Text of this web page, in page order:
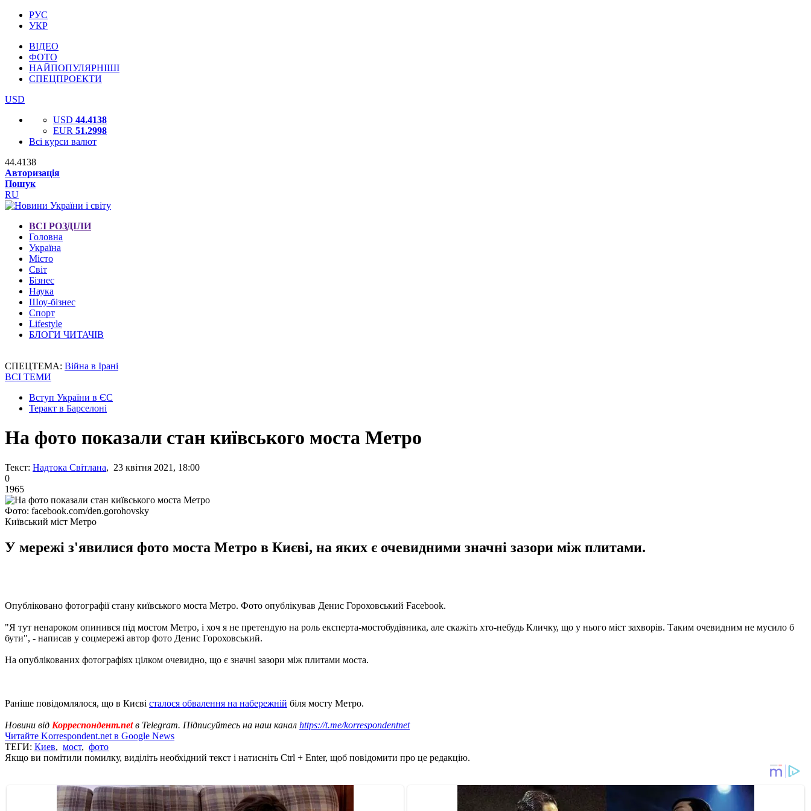
РУС
УКР
ВІДЕО
ФОТО
НАЙПОПУЛЯРНІШІ
СПЕЦПРОЕКТИ
USD
USD 44.4138
EUR 51.2998
Всі курси валют
44.4138
Авторизація
Пошук
RU
ВСІ РОЗДІЛИ
Головна
Україна
Місто
Світ
Бізнес
Наука
Шоу-бізнес
Спорт
Lifestyle
БЛОГИ ЧИТАЧІВ
СПЕЦТЕМА: Війна в Ірані
ВСІ ТЕМИ
Вступ України в ЄС
Теракт в Барселоні
На фото показали стан київського моста Метро
Текст: Надтока Світлана, 23 квітня 2021, 18:00
0
1965
Фото: facebook.com/den.gorohovsky
Київський міст Метро
У мережі з'явилися фото моста Метро в Києві, на яких є очевидними значні зазори між плитами.
Опубліковано фотографії стану київського моста Метро. Фото опублікував Денис Гороховський Facebook.
"Я тут ненароком опинився під мостом Метро, і хоч я не претендую на роль експерта-мостобудівника, але скажіть хто-небудь Кличку, що у нього міст захворів. Таким очевидним не мусило б
бути", - написав у соцмережі автор фото Денис Гороховський.
На опублікованих фотографіях цілком очевидно, що є значні зазори між плитами моста.
Раніше повідомлялося, що в Києві сталося обвалення на набережній біля мосту Метро.
Новини від Корреспондент.netв Telegram. Підписуйтесь на наш канал https://t.me/korrespondentnet
Читайте Korrespondent.net в Google News
ТЕГИ: Киев, мост, фото
Якщо ви помітили помилку, виділіть необхідний текст і натисніть Ctrl + Enter, щоб повідомити про це редакцію.